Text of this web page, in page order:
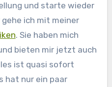
und starte wieder
gehe ich mit meiner
. Sie haben mich
bieten mir jetzt auch
ist quasi sofort
hat nur ein paar